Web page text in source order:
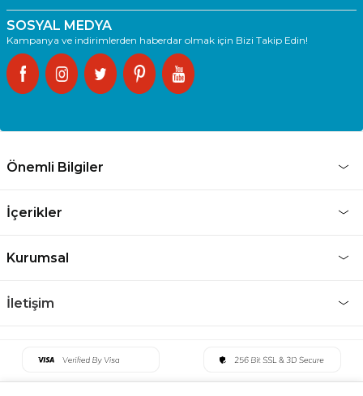
SOSYAL MEDYA
Kampanya ve indirimlerden haberdar olmak için Bizi Takip Edin!
Önemli Bilgiler
İçerikler
Kurumsal
İletişim